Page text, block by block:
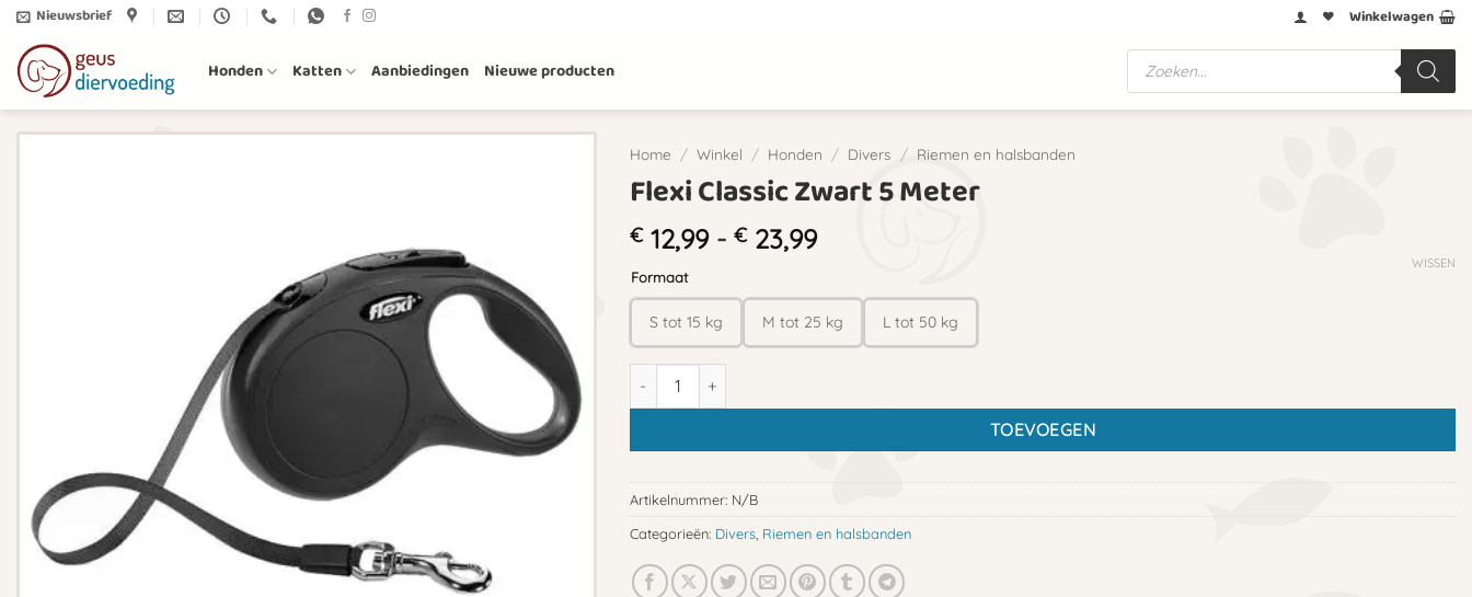
Ga
naar
inhoud
Nieuwsbrief Winkelwagen
Honden Katten Aanbiedingen Nieuwe producten
Producten
zoeken
Home / Winkel / Honden / Divers / Riemen en halsbanden
Flexi Classic Zwart 5 Meter
€12,99 - €23,99Prijsklasse:
tot
€ 23,99
Formaat
S tot 15 kg M tot 25 kg L tot 50 kg
WISSEN
Flexi Classic Zwart 5 Meter aantal
TOEVOEGEN
Artikelnummer: N/B
Categorieën: Divers, Riemen en halsbanden